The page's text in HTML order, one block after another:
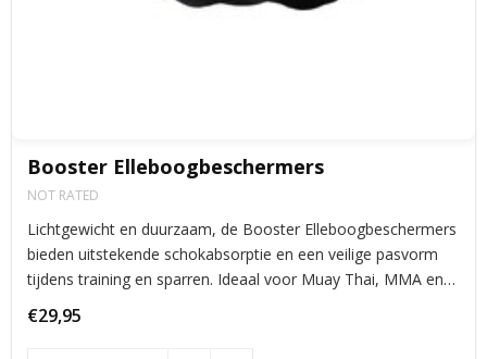
Booster Elleboogbeschermers
NOT RATED
Lichtgewicht en duurzaam, de Booster Elleboogbeschermers
bieden uitstekende schokabsorptie en een veilige pasvorm
tijdens training en sparren. Ideaal voor Muay Thai, MMA en
andere vechtsporten, met maximale bescherming zonder
bewegingsbeperking.
€29,95